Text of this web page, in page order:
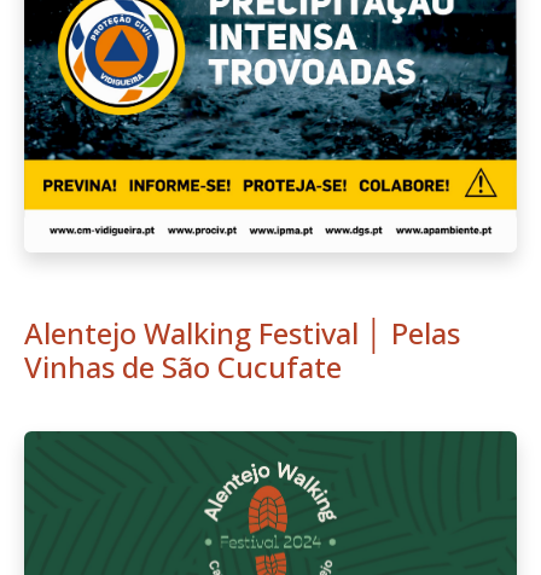
Alentejo Walking Festival │ Pelas
Vinhas de São Cucufate